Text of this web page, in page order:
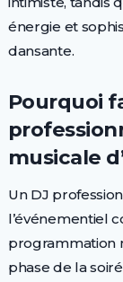
énergie et
dansante.
Pourquoi
musicale
Un DJ
l’événementiel
programmation
phase de la